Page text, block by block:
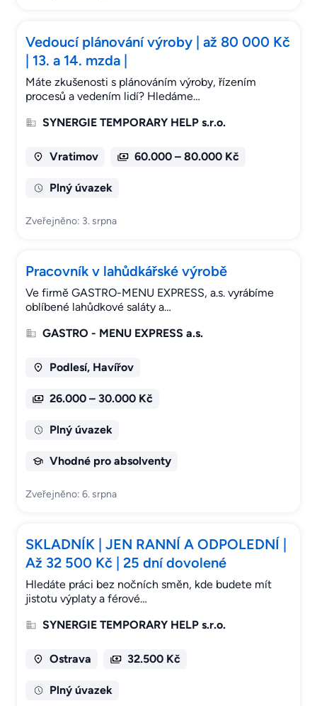
Vedoucí plánování výroby | až 80 000 Kč
| 13. a 14. mzda |
Máte zkušenosti s plánováním výroby, řízením
procesů a vedením lidí? Hledáme…
SYNERGIE TEMPORARY HELP s.r.o.
Vratimov 60.000 – 80.000 Kč
Plný úvazek
Zveřejněno: 3. srpna
Pracovník v lahůdkářské výrobě
Ve firmě GASTRO-MENU EXPRESS, a.s. vyrábíme
oblíbené lahůdkové saláty a…
GASTRO - MENU EXPRESS a.s.
Podlesí, Havířov
26.000 – 30.000 Kč
Plný úvazek
Vhodné pro absolventy
Zveřejněno: 6. srpna
SKLADNÍK | JEN RANNÍ A ODPOLEDNÍ |
Až 32 500 Kč | 25 dní dovolené
Hledáte práci bez nočních směn, kde budete mít
jistotu výplaty a férové…
SYNERGIE TEMPORARY HELP s.r.o.
Ostrava 32.500 Kč
Plný úvazek